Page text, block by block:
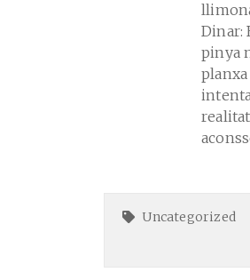
Dinar:
pinya
Uncategorized